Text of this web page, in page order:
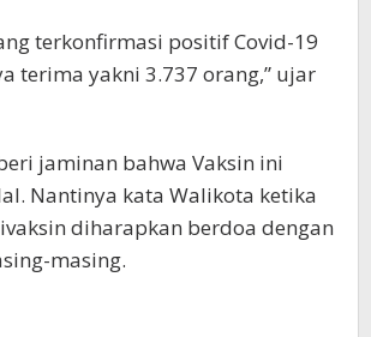
terkonfirmasi positif Covid-19
terima yakni 3.737 orang,” ujar
jaminan bahwa Vaksin ini
Nantinya kata Walikota ketika
diharapkan berdoa dengan
masing.